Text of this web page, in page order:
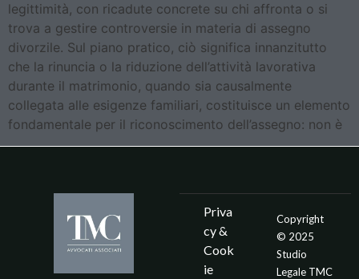
legittimità, con ricadute concrete su chi affronta o si
trova a gestire controversie in materia di assegno
divorzile. Sul piano pratico, ciò significa innanzitutto
che la rinuncia o la riduzione dell’attività lavorativa
durante il matrimonio, quando sia causalmente
collegata alle esigenze familiari, costituisce un elemento
fondamentale per il riconoscimento dell’assegno: non è
Priva
cy &
Cook
ie
Copyright
© 2025
Studio
Legale TMC